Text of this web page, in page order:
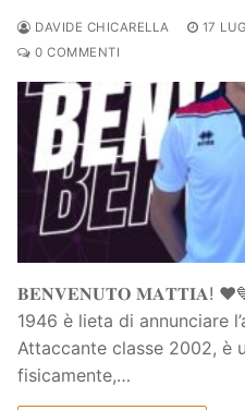
DAVIDE CHICARELLA 17
0 COMMENTI
𝐁𝐄𝐍𝐕𝐄𝐍𝐔𝐓𝐎 𝐌𝐀𝐓𝐓𝐈𝐀! ❤️💙
1946 è lieta di annunciare
Attaccante classe 2002, è
fisicamente,…